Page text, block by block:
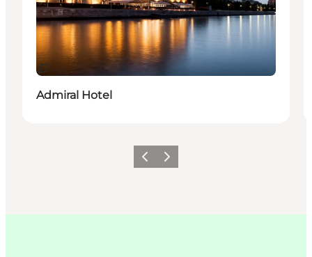
Sustainable
Admiral Hotel
Previous
Next